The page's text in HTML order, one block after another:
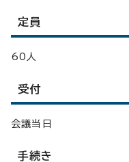
定員
60人
受付
会議当日
手続き